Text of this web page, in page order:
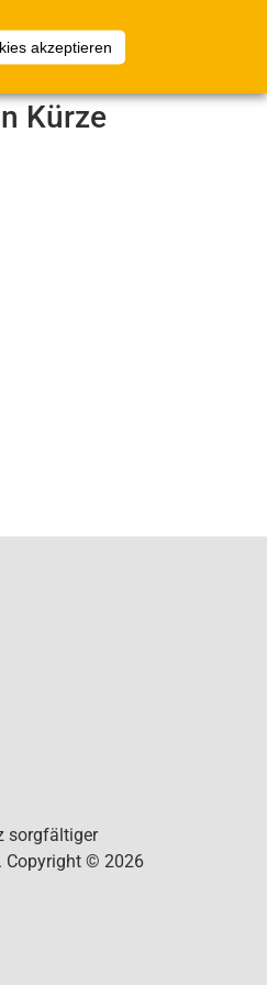
akzeptieren
Kürze
sorgfältiger
Copyright © 2026